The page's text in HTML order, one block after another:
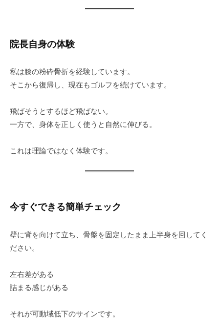
院長自身の体験
私は膝の粉砕骨折を経験しています。
そこから復帰し、現在もゴルフを続けています。
飛ばそうとするほど飛ばない。
一方で、身体を正しく使うと自然に伸びる。
これは理論ではなく体験です。
今すぐできる簡単チェック
壁に背を向けて立ち、骨盤を固定したまま上半身を回してく
ださい。
左右差がある
詰まる感じがある
それが可動域低下のサインです。